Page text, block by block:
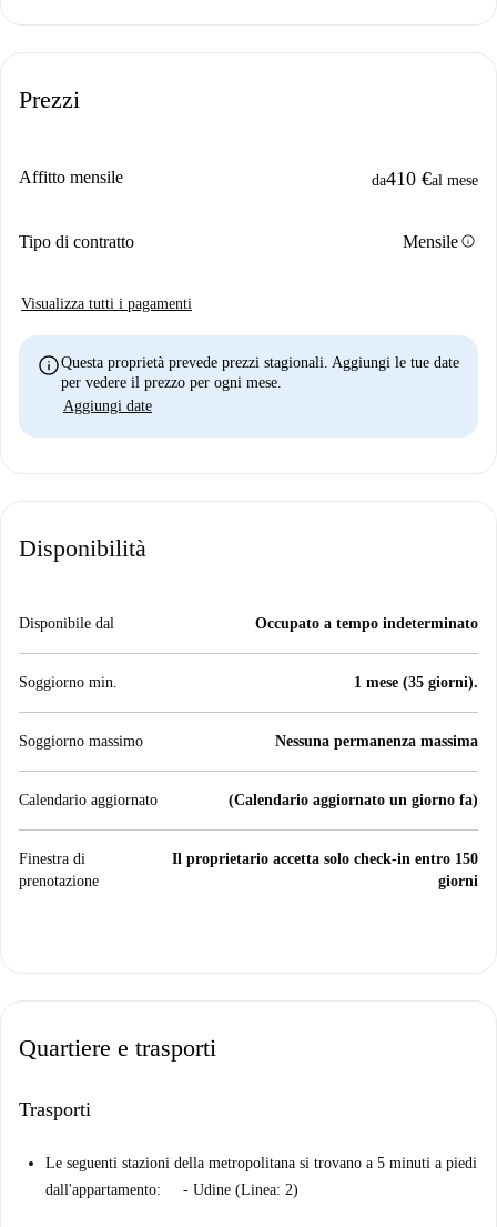
Prezzi
Affitto mensile da410 €al mese
Tipo di contratto Mensileinfo
Visualizza tutti i pagamenti
infoQuesta proprietà prevede prezzi stagionali. Aggiungi le tue date
per vedere il prezzo per ogni mese.
Aggiungi date
Disponibilità
Disponibile dal Occupato a tempo indeterminato
Soggiorno min. 1 mese (35 giorni).
Soggiorno massimo Nessuna permanenza massima
Calendario aggiornato (Calendario aggiornato un giorno fa)
Finestra di
prenotazione
Il proprietario accetta solo check-in entro 150
giorni
Quartiere e trasporti
Trasporti
Le seguenti stazioni della metropolitana si trovano a 5 minuti a piedi
dall'appartamento: - Udine (Linea: 2)